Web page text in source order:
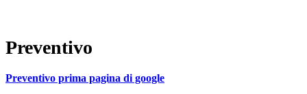
Preventivo
Preventivo prima pagina di google